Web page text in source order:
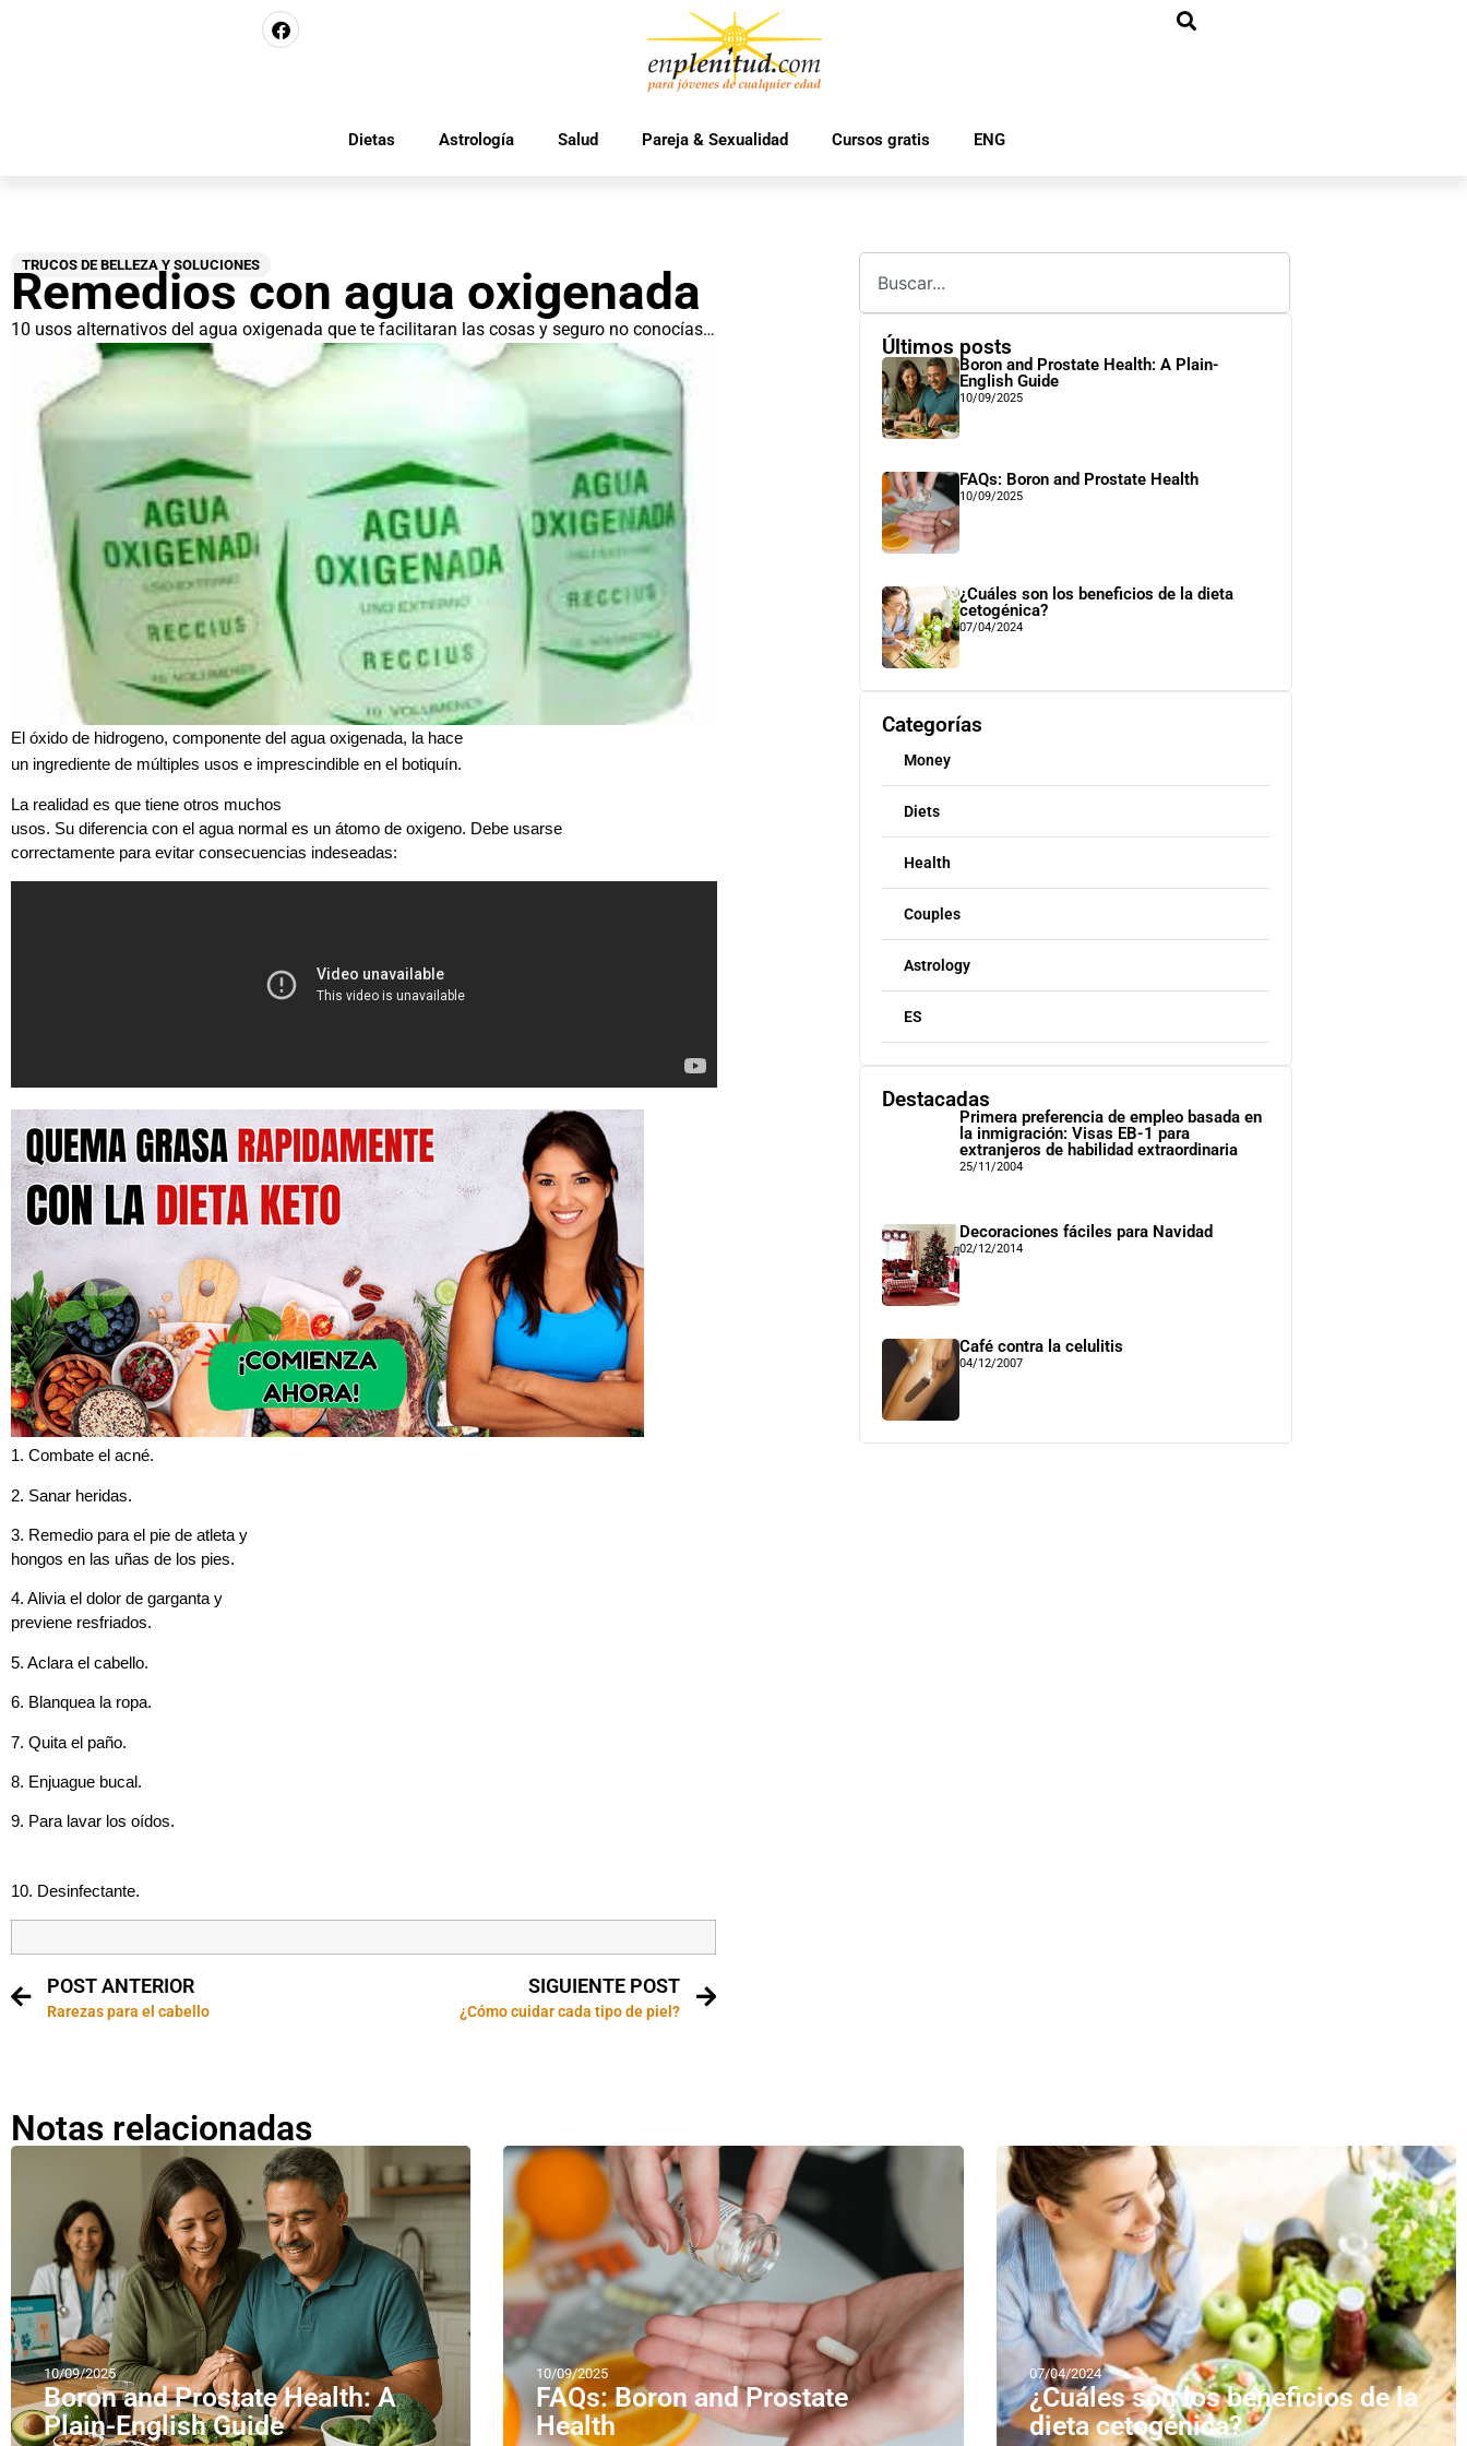
Dietas Astrología Salud Pareja & Sexualidad Cursos gratis ENG
TRUCOS DE BELLEZA Y SOLUCIONES
Remedios con agua oxigenada
10 usos alternativos del agua oxigenada que te facilitaran las cosas y seguro no conocías…
El óxido de hidrogeno, componente del agua oxigenada, la hace
un ingrediente de múltiples usos e imprescindible en el botiquín.
La realidad es que tiene otros muchos
usos. Su diferencia con el agua normal es un átomo de oxigeno. Debe usarse
correctamente para evitar consecuencias indeseadas:
1. Combate el acné.
2. Sanar heridas.
3. Remedio para el pie de atleta y
hongos en las uñas de los pies.
4. Alivia el dolor de garganta y
previene resfriados.
5. Aclara el cabello.
6. Blanquea la ropa.
7. Quita el paño.
8. Enjuague bucal.
9. Para lavar los oídos.
10. Desinfectante.
POST ANTERIOR
Rarezas para el cabello
SIGUIENTE POST
¿Cómo cuidar cada tipo de piel?
Últimos posts
Boron and Prostate Health: A Plain-
English Guide
10/09/2025
FAQs: Boron and Prostate Health
10/09/2025
¿Cuáles son los beneficios de la dieta
cetogénica?
07/04/2024
Categorías
Money
Diets
Health
Couples
Astrology
ES
Destacadas
Primera preferencia de empleo basada en
la inmigración: Visas EB-1 para
extranjeros de habilidad extraordinaria
25/11/2004
Decoraciones fáciles para Navidad
02/12/2014
Café contra la celulitis
04/12/2007
Notas relacionadas
10/09/2025
Boron and Prostate Health: A
Plain-English Guide
10/09/2025
FAQs: Boron and Prostate
Health
07/04/2024
¿Cuáles son los beneficios de la
dieta cetogénica?